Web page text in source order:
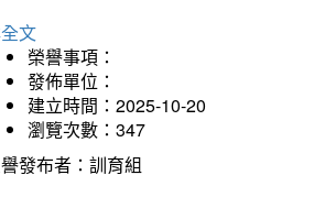
文
榮譽事項：
發佈單位：
建立時間：2025-10-20
瀏覽次數：347
發布者：訓育組